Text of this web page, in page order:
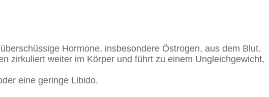
Hormone, insbesondere Östrogen, aus dem Blut.
zirkuliert weiter im Körper und führt zu einem Ungleichgewicht,
eine geringe Libido.